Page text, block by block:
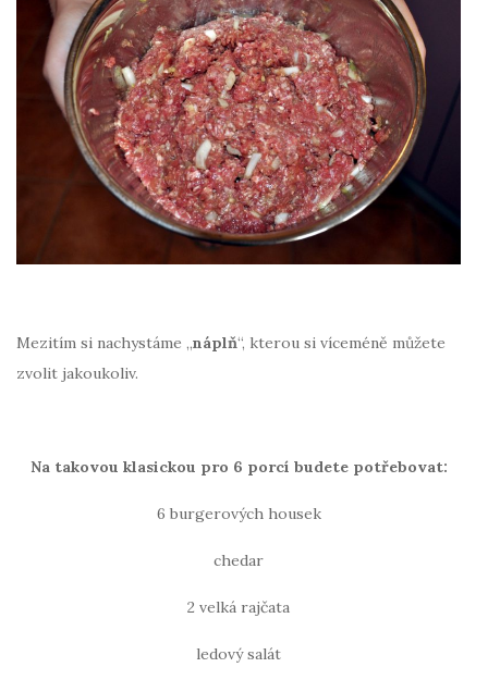
Mezitím si nachystáme „náplň“, kterou si víceméně můžete
zvolit jakoukoliv.
Na takovou klasickou pro 6 porcí budete potřebovat:
6 burgerových housek
chedar
2 velká rajčata
ledový salát